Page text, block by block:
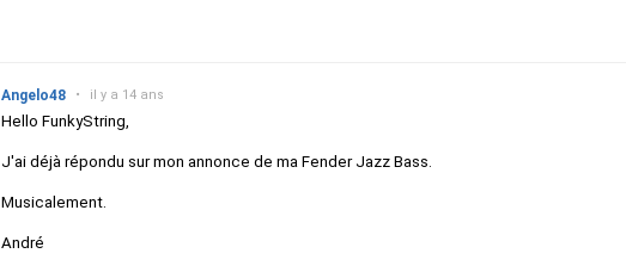
Angelo48 • il y a 14 ans
Hello FunkyString,
J'ai déjà répondu sur mon annonce de ma Fender Jazz Bass.
Musicalement.
André